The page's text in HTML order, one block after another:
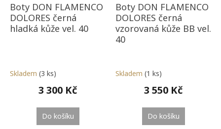
Boty DON FLAMENCO
DOLORES černá
hladká kůže vel. 40
Skladem (3 ks)
3 300 Kč
Do košíku
Boty DON FLAMENCO
DOLORES černá
vzorovaná kůže BB vel.
40
Skladem (1 ks)
3 550 Kč
Do košíku